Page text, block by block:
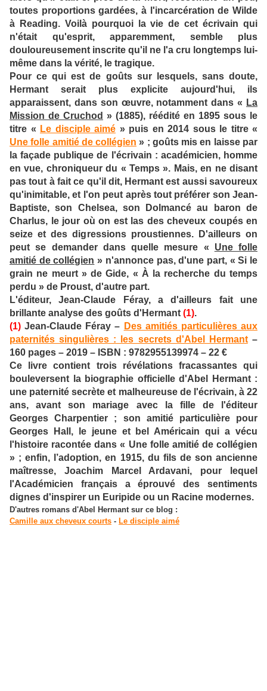
toutes proportions gardées, à l'incarcération de Wilde
à Reading. Voilà pourquoi la vie de cet écrivain qui
n'était qu'esprit, apparemment, semble plus
douloureusement inscrite qu'il ne l'a cru longtemps lui-
même dans la vérité, le tragique.
Pour ce qui est de goûts sur lesquels, sans doute,
Hermant serait plus explicite aujourd'hui, ils
apparaissent, dans son œuvre, notamment dans « La
Mission de Cruchod » (1885), réédité en 1895 sous le
titre « Le disciple aimé » puis en 2014 sous le titre «
Une folle amitié de collégien » ; goûts mis en laisse par
la façade publique de l'écrivain : académicien, homme
en vue, chroniqueur du « Temps ». Mais, en ne disant
pas tout à fait ce qu'il dit, Hermant est aussi savoureux
qu'inimitable, et l'on peut après tout préférer son Jean-
Baptiste, son Chelsea, son Dolmancé au baron de
Charlus, le jour où on est las des cheveux coupés en
seize et des digressions proustiennes. D'ailleurs on
peut se demander dans quelle mesure « Une folle
amitié de collégien » n'annonce pas, d'une part, « Si le
grain ne meurt » de Gide, « À la recherche du temps
perdu » de Proust, d'autre part.
L'éditeur, Jean-Claude Féray, a d'ailleurs fait une
brillante analyse des goûts d'Hermant (1).
(1) Jean-Claude Féray – Des amitiés particulières aux
paternités singulières : les secrets d'Abel Hermant–
160 pages – 2019 – ISBN : 9782955139974 – 22 €
Ce livre contient trois révélations fracassantes qui
bouleversent la biographie officielle d'Abel Hermant :
une paternité secrète et malheureuse de l'écrivain, à 22
ans, avant son mariage avec la fille de l'éditeur
Georges Charpentier ; son amitié particulière pour
Georges Hall, le jeune et bel Américain qui a vécu
l'histoire racontée dans « Une folle amitié de collégien
» ; enfin, l’adoption, en 1915, du fils de son ancienne
maîtresse, Joachim Marcel Ardavani, pour lequel
l'Académicien français a éprouvé des sentiments
dignes d'inspirer un Euripide ou un Racine modernes.
D'autres romans d'Abel Hermant sur ce blog :
Camille aux cheveux courts - Le disciple aimé